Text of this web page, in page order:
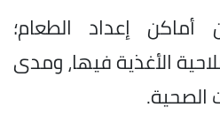
إعداد الطعام؛
الأغذية فيها، ومدى
الصحية.